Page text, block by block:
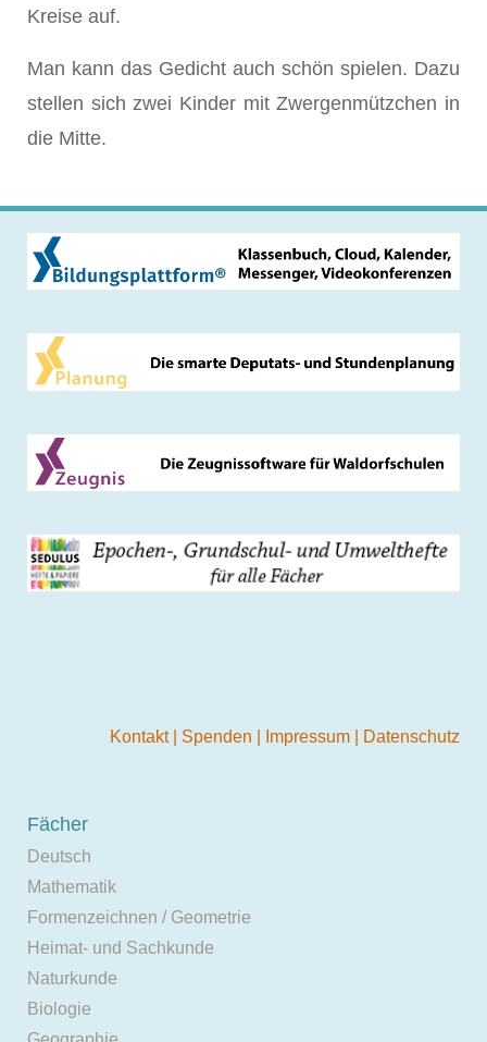
Kreise auf.
Man kann das Gedicht auch schön spielen. Dazu
stellen sich zwei Kinder mit Zwergenmützchen in
die Mitte.
Kontakt Spenden Impressum Datenschutz
Fächer
Deutsch
Mathematik
Formenzeichnen / Geometrie
Heimat- und Sachkunde
Naturkunde
Biologie